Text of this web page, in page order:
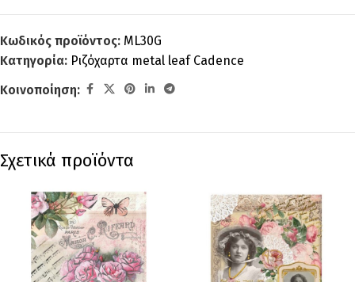
Κωδικός προϊόντος: ML30G
Κατηγορία: Ριζόχαρτα metal leaf Cadence
Κοινοποίηση:
Σχετικά προϊόντα